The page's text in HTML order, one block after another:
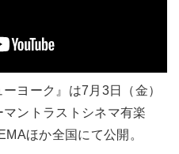
ヨーク』は7月3日（金）
ントラストシネマ有楽
ほか全国にて公開。